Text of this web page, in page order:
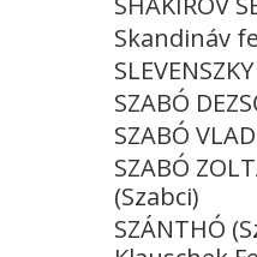
Skandináv
SZABÓ
SZABÓ
SZABÓ
(Szabci)
SZÁNTHÓ